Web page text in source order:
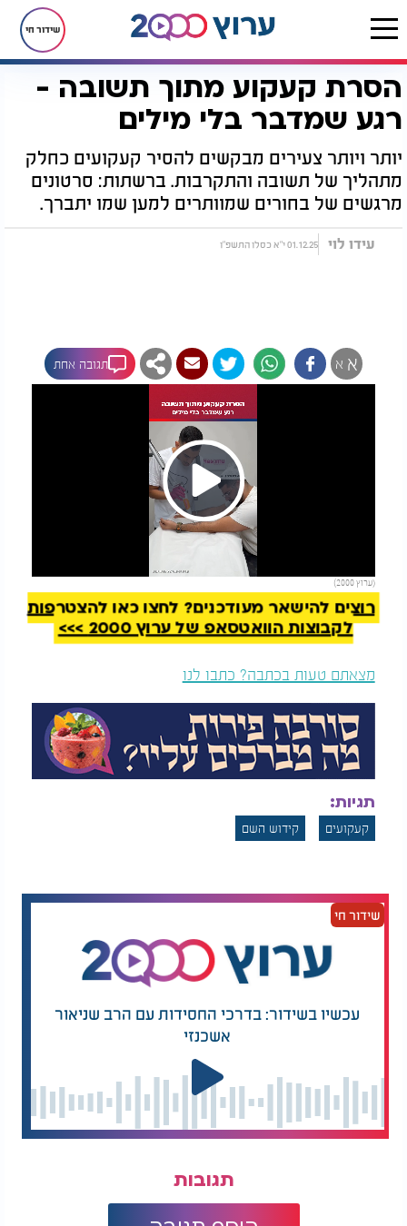
שידור חי
דף הבית רץ בוואטסאפ הסרת קעקוע מתוך תשובה - רגע שמדבר בלי מילים
הסרת קעקוע מתוך תשובה -
רגע שמדבר בלי מילים
יותר ויותר צעירים מבקשים להסיר קעקועים כחלק
מתהליך של תשובה והתקרבות. ברשתות: סרטונים
מרגשים של בחורים שמוותרים למען שמו יתברך.
עידו לוי 01.12.25 י"א כסלו התשפ"ו
א א תגובה אחת
Play
Video
(ערוץ 2000)
להמשך קריאה
רוצים להישאר מעודכנים? לחצו כאן להצטרפות
לקבוצות הוואטסאפ של ערוץ 2000 >>>
מצאתם טעות בכתבה? כתבו לנו
תגיות:
קעקועים קידוש השם
שידור חי
עכשיו בשידור: בדרכי החסידות עם הרב שניאור
אשכנזי
תגובות